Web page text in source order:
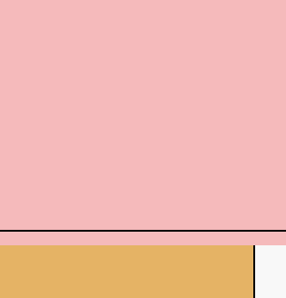
FLYER/MAP 2025